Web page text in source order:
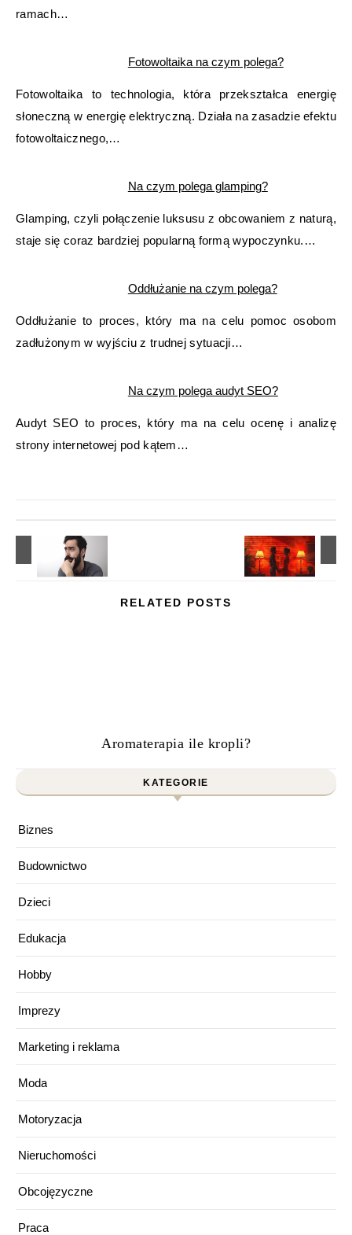
ramach…
Fotowoltaika na czym polega?
Fotowoltaika to technologia, która przekształca energię
słoneczną w energię elektryczną. Działa na zasadzie efektu
fotowoltaicznego,…
Na czym polega glamping?
Glamping, czyli połączenie luksusu z obcowaniem z naturą,
staje się coraz bardziej popularną formą wypoczynku.…
Oddłużanie na czym polega?
Oddłużanie to proces, który ma na celu pomoc osobom
zadłużonym w wyjściu z trudnej sytuacji…
Na czym polega audyt SEO?
Audyt SEO to proces, który ma na celu ocenę i analizę
strony internetowej pod kątem…
RELATED POSTS
Aromaterapia ile kropli?
KATEGORIE
Biznes
Budownictwo
Dzieci
Edukacja
Hobby
Imprezy
Marketing i reklama
Moda
Motoryzacja
Nieruchomości
Obcojęzyczne
Praca